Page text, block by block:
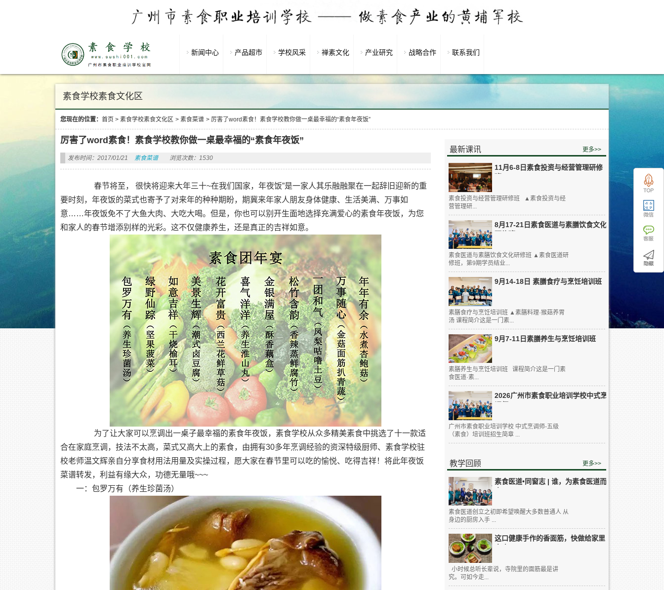
新闻中心 产品超市 学校风采 禅素文化 产业研究 战略合作 联系我们
素食学校素食文化区
您现在的位置： 首页 > 素食学校素食文化区 > 素食菜谱 > 厉害了word素食！素食学校教你做一桌最幸福的“素食年夜饭”
最新课讯 更多>>
11月6-8日素食投资与经营管理研修
素食投资与经营管理研修班 ▲素食投资与经
营管理研...
8月17-21日素食医道与素膳饮食文化
研修班
素食医道与素膳饮食文化研修班 ▲素食医道研
修班，第9期学员结业...
9月14-18日 素膳食疗与烹饪培训班
素膳食疗与烹饪培训班 ▲素膳料理·猴菇养胃
汤 课程简介这是一门素...
9月7-11日素膳养生与烹饪培训班
素膳养生与烹饪培训班 课程简介这是一门素
食医道·素...
2026广州市素食职业培训学校中式烹
广州市素食职业培训学校 中式烹调师-五级
（素食）培训班招生简章 ...
教学回顾 更多>>
素食医道•同窗志 | 谁，为素食医道而
素食医道创立之初即希望唤醒大多数普通人 从
身边的厨房入手 ...
这口健康手作的香面筋，快做给家里
小时候总听长辈说，寺院里的面筋最是讲
究。可如今走...
厉害了word素食！素食学校教你做一桌最幸福的“素食年夜饭”
发布时间：2017/01/21 素食菜谱 浏览次数：1530
春节将至， 很快将迎来大年三十~在我们国家，年夜饭”是一家人其乐融融聚在一起辞旧迎新的重
要时刻，年夜饭的菜式也寄予了对来年的种种期盼，期冀来年家人朋友身体健康、生活美满、万事如
意……年夜饭免不了大鱼大肉、大吃大喝。但是，你也可以别开生面地选择充满爱心的素食年夜饭，为您
和家人的春节增添别样的光彩。这不仅健康养生，还是真正的吉祥如意。
为了让大家可以烹调出一桌子最幸福的素食年夜饭，素食学校从众多精美素食中挑选了十一款适
合在家庭烹调，技法不太高，菜式又高大上的素食，由拥有30多年烹调经验的资深特级厨师、素食学校驻
校老师温文辉亲自分享食材用法用量及实操过程，愿大家在春节里可以吃的愉悦、吃得吉祥！将此年夜饭
菜谱转发，利益有缘大众，功德无量哦~~~
一：包罗万有（养生珍菌汤）